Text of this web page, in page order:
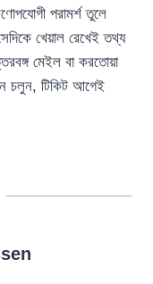
পরামর্শ তুলে
খেয়াল রেখেই তথ্য
মেইল বা করতোয়া
চলুন, টিকিট আগেই